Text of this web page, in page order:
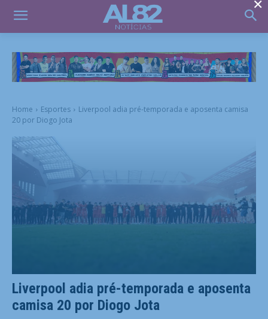
Home Esportes
Liverpool adia pré-temporada e aposenta camisa
20 por Diogo Jota
Liverpool adia pré-temporada e aposenta
camisa 20 por Diogo Jota